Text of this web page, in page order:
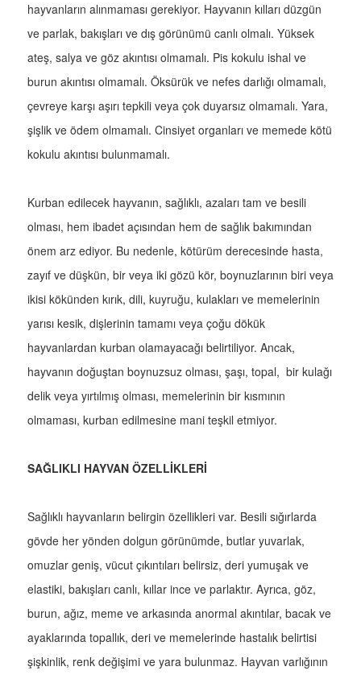
hayvanların alınmaması gerekiyor. Hayvanın kılları düzgün
ve parlak, bakışları ve dış görünümü canlı olmalı. Yüksek
ateş, salya ve göz akıntısı olmamalı. Pis kokulu ishal ve
burun akıntısı olmamalı. Öksürük ve nefes darlığı olmamalı,
çevreye karşı aşırı tepkili veya çok duyarsız olmamalı. Yara,
şişlik ve ödem olmamalı. Cinsiyet organları ve memede kötü
kokulu akıntısı bulunmamalı.
Kurban edilecek hayvanın, sağlıklı, azaları tam ve besili
olması, hem ibadet açısından hem de sağlık bakımından
önem arz ediyor. Bu nedenle, kötürüm derecesinde hasta,
zayıf ve düşkün, bir veya iki gözü kör, boynuzlarının biri veya
ikisi kökünden kırık, dili, kuyruğu, kulakları ve memelerinin
yarısı kesik, dişlerinin tamamı veya çoğu dökük
hayvanlardan kurban olamayacağı belirtiliyor. Ancak,
hayvanın doğuştan boynuzsuz olması, şaşı, topal, bir kulağı
delik veya yırtılmış olması, memelerinin bir kısmının
olmaması, kurban edilmesine mani teşkil etmiyor.
SAĞLIKLI HAYVAN ÖZELLİKLERİ
Sağlıklı hayvanların belirgin özellikleri var. Besili sığırlarda
gövde her yönden dolgun görünümde, butlar yuvarlak,
omuzlar geniş, vücut çıkıntıları belirsiz, deri yumuşak ve
elastiki, bakışları canlı, kıllar ince ve parlaktır. Ayrıca, göz,
burun, ağız, meme ve arkasında anormal akıntılar, bacak ve
ayaklarında topallık, deri ve memelerinde hastalık belirtisi
şişkinlik, renk değişimi ve yara bulunmaz. Hayvan varlığının